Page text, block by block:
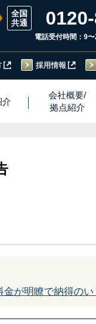
電話受付時間：9
採用情報
介
会社概要/
拠点紹介
金が明瞭で納得の